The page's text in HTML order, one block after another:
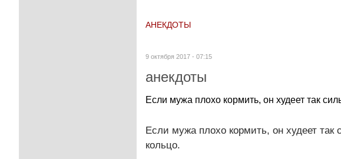
АНЕКДОТЫ
9 октября 2017 - 07:15
анекдоты
Если мужа плохо кормить, он худеет так
Если мужа плохо кормить, он худеет так
кольцо.